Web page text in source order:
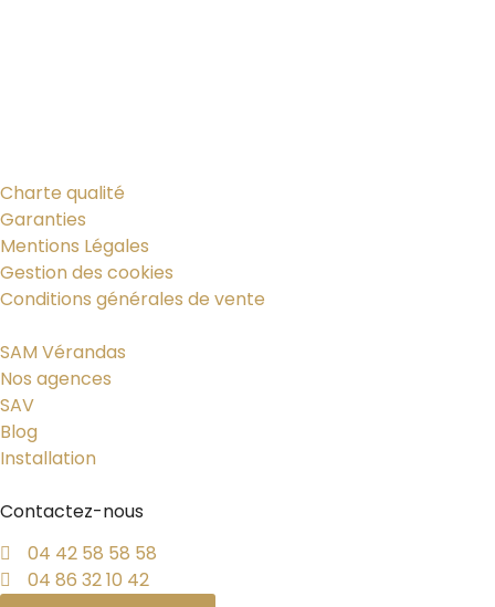
Charte qualité
Garanties
Mentions Légales
Gestion des cookies
Conditions générales de vente
SAM Vérandas
Nos agences
SAV
Blog
Installation
Contactez-nous
04 42 58 58 58
04 86 32 10 42